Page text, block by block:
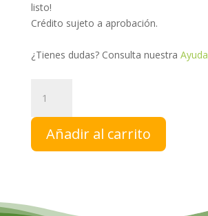
listo!
Crédito sujeto a aprobación.
¿Tienes dudas? Consulta nuestra Ayuda
NCH
cantidad
Añadir al carrito